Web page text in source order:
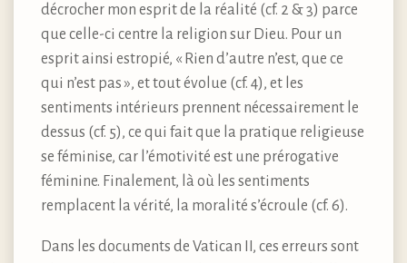
décrocher mon esprit de la réalité (cf. 2 & 3) parce
que celle-ci centre la religion sur Dieu. Pour un
esprit ainsi estropié, « Rien d’autre n’est, que ce
qui n’est pas », et tout évolue (cf. 4), et les
sentiments intérieurs prennent nécessairement le
dessus (cf. 5), ce qui fait que la pratique religieuse
se féminise, car l’émotivité est une prérogative
féminine. Finalement, là où les sentiments
remplacent la vérité, la moralité s’écroule (cf. 6).
Dans les documents de Vatican II, ces erreurs sont